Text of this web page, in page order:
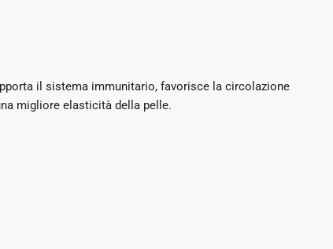
il sistema immunitario, favorisce la circolazione
migliore elasticità della pelle.